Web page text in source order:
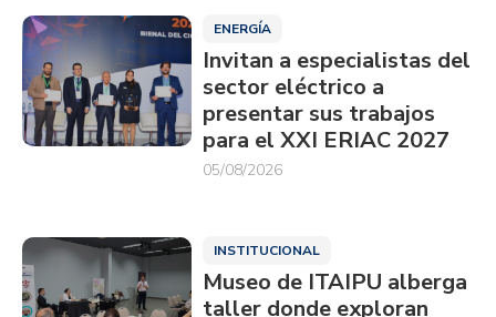
ENERGÍA
Invitan a especialistas del
sector eléctrico a
presentar sus trabajos
para el XXI ERIAC 2027
05/08/2026
INSTITUCIONAL
Museo de ITAIPU alberga
taller donde exploran